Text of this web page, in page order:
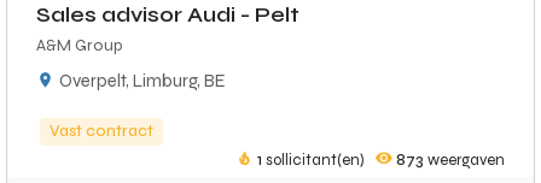
Sales advisor Audi - Pelt
A&M Group
Overpelt, Limburg, BE
Vast contract
1 sollicitant(en) 873 weergaven